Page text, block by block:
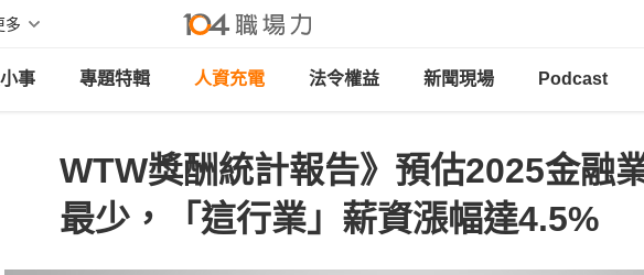
多
事 專題特輯 人資充電 法令權益 新聞現場 Podcast
WTW獎酬統計報告》預估2025金融
最少，「這行業」薪資漲幅達4.5%